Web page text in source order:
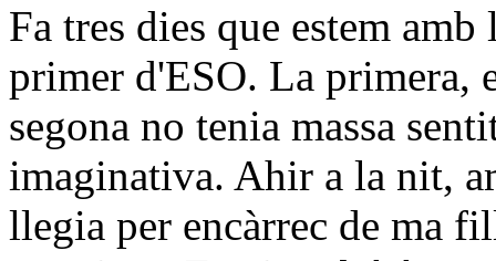
Fa tres dies que estem
primer d'ESO. La primera,
segona no tenia massa
imaginativa. Ahir a la nit,
llegia per encàrrec de ma